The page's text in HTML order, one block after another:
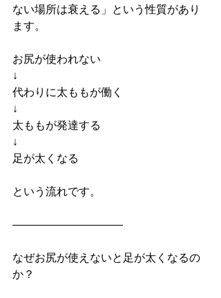
ない場所は衰える」という性質があり
ます。
お尻が使われない
↓
代わりに太ももが働く
↓
太ももが発達する
↓
足が太くなる
という流れです。
――――――――――
なぜお尻が使えないと足が太くなるの
か？